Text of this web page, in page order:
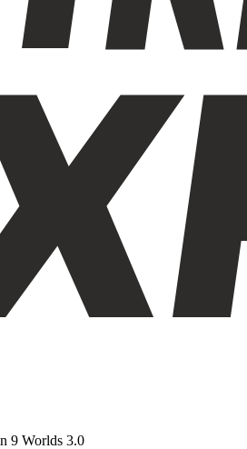
9 Worlds 3.0